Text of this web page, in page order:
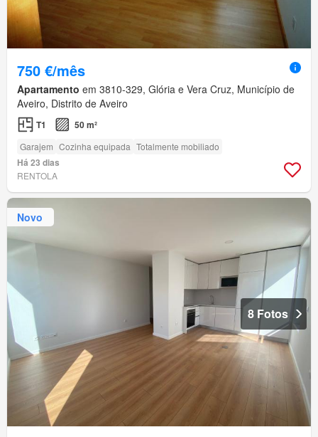
750 €/mês
Apartamento em 3810-329, Glória e Vera Cruz, Município de
Aveiro, Distrito de Aveiro
T1 50 m²
Garajem Cozinha equipada Totalmente mobiliado
Há 23 dias
RENTOLA
Novo
8 Fotos